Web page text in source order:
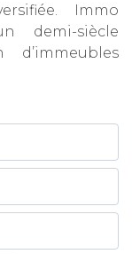
Immo
demi-siècle